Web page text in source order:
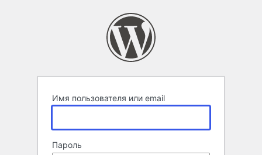
Имя пользователя или email
Пароль